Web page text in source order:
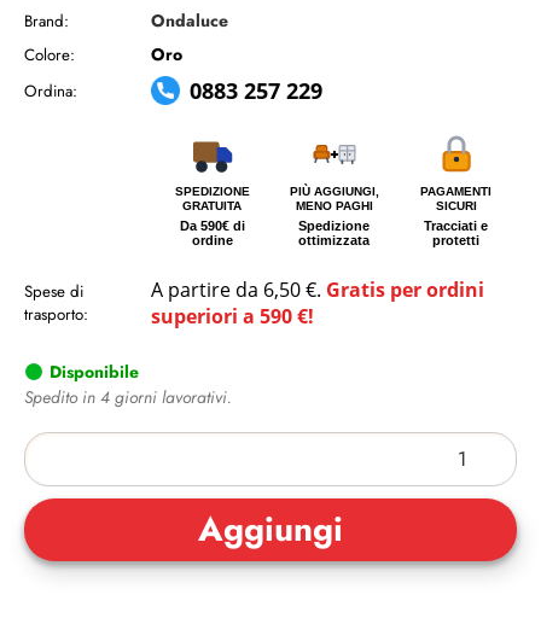
Brand: Ondaluce
Colore: Oro
Ordina: 0883 257 229
SPEDIZIONE
GRATUITA
Da 590€ di
ordine
PIÙ AGGIUNGI,
MENO PAGHI
Spedizione
ottimizzata
PAGAMENTI
SICURI
Tracciati e
protetti
Spese di
trasporto:
A partire da 6,50 €. Gratis per ordini
superiori a 590 €!
Disponibile
Spedito in 4 giorni lavorativi.